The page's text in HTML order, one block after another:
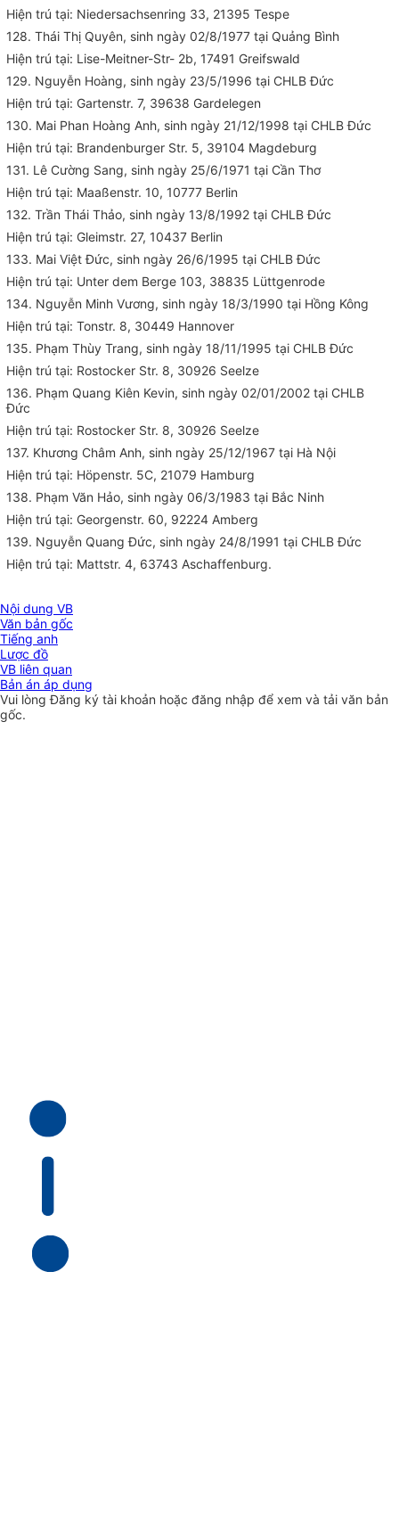
Hiện trú tại: Niedersachsenring 33, 21395 Tespe
128. Thái Thị Quyên, sinh ngày 02/8/1977 tại Quảng Bình
Hiện trú tại: Lise-Meitner-Str- 2b, 17491 Greifswald
129. Nguyễn Hoàng, sinh ngày 23/5/1996 tại CHLB Đức
Hiện trú tại: Gartenstr. 7, 39638 Gardelegen
130. Mai Phan Hoàng Anh, sinh ngày 21/12/1998 tại CHLB Đức
Hiện trú tại: Brandenburger Str. 5, 39104 Magdeburg
131. Lê Cường Sang, sinh ngày 25/6/1971 tại Cần Thơ
Hiện trú tại: Maaßenstr. 10, 10777 Berlin
132. Trần Thái Thảo, sinh ngày 13/8/1992 tại CHLB Đức
Hiện trú tại: Gleimstr. 27, 10437 Berlin
133. Mai Việt Đức, sinh ngày 26/6/1995 tại CHLB Đức
Hiện trú tại: Unter dem Berge 103, 38835 Lüttgenrode
134. Nguyễn Minh Vương, sinh ngày 18/3/1990 tại Hồng Kông
Hiện trú tại: Tonstr. 8, 30449 Hannover
135. Phạm Thùy Trang, sinh ngày 18/11/1995 tại CHLB Đức
Hiện trú tại: Rostocker Str. 8, 30926 Seelze
136. Phạm Quang Kiên Kevin, sinh ngày 02/01/2002 tại CHLB
Đức
Hiện trú tại: Rostocker Str. 8, 30926 Seelze
137. Khương Châm Anh, sinh ngày 25/12/1967 tại Hà Nội
Hiện trú tại: Höpenstr. 5C, 21079 Hamburg
138. Phạm Văn Hảo, sinh ngày 06/3/1983 tại Bắc Ninh
Hiện trú tại: Georgenstr. 60, 92224 Amberg
139. Nguyễn Quang Đức, sinh ngày 24/8/1991 tại CHLB Đức
Hiện trú tại: Mattstr. 4, 63743 Aschaffenburg.
Nội dung VB
Văn bản gốc
Tiếng anh
Lược đồ
VB liên quan
Bản án áp dụng
Vui lòngĐăng ký tài khoản hoặc đăng nhập để xem và tải văn bản
gốc.